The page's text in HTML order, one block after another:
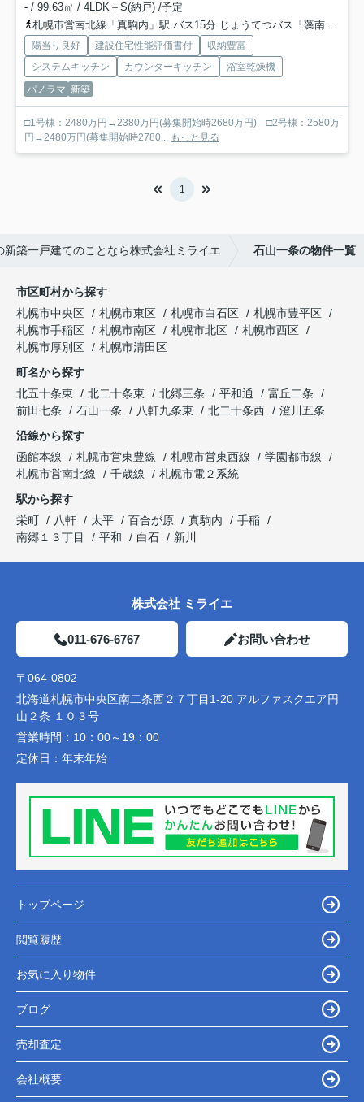
- / 99.63㎡ / 4LDK＋S(納戸) /予定
札幌市営南北線「真駒内」駅 バス15分 じょうてつバス「藻南橋」 停歩8分
陽当り良好 建設住宅性能評価書付
収納豊富
システムキッチン
カウンターキッチン
浴室乾燥機
パノラマ 新築
□1号棟：2480万円→2380万円(募集開始時2680万円) □2号棟：2580万
円→2480万円(募集開始時2780... もっと見る
1
新築一戸建てのことなら株式会社ミライエ 石山一条の物件一覧
市区町村から探す
札幌市中央区
札幌市東区 札幌市白石区
札幌市豊平区
札幌市手稲区
札幌市南区 札幌市北区
札幌市西区
札幌市厚別区
札幌市清田区
町名から探す
北五十条東
北二十条東 北郷三条 平和通
富丘二条
前田七条
石山一条 八軒九条東 北二十条西
澄川五条
沿線から探す
函館本線
札幌市営東豊線 札幌市営東西線
学園都市線
札幌市営南北線
千歳線
札幌市電２系統
駅から探す
栄町
八軒 太平 百合が原 真駒内
手稲
南郷１３丁目
平和 白石 新川
株式会社 ミライエ
011-676-6767 お問い合わせ
〒064-0802
北海道札幌市中央区南二条西２７丁目1-20 アルファスクエア円
山２条 １０３号
営業時間： 10：00～19：00
定休日： 年末年始
トップページ
閲覧履歴
お気に入り物件
ブログ
売却査定
会社概要